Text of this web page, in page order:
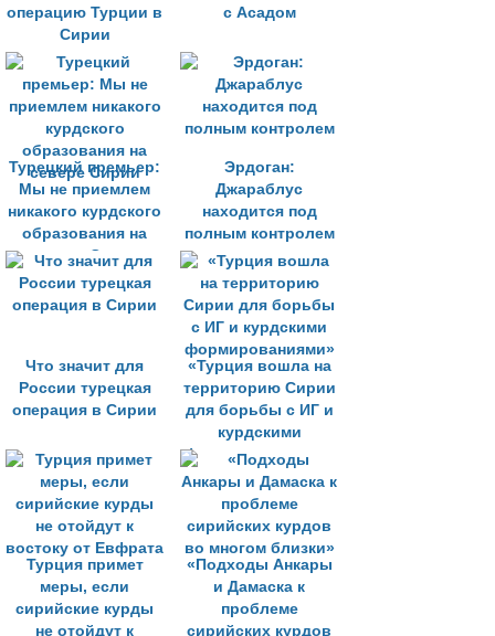
операцию Турции в
Сирии
с Асадом
Турецкий премьер:
Мы не приемлем
никакого курдского
образования на
севере Сирии
Эрдоган:
Джараблус
находится под
полным контролем
Что значит для
России турецкая
операция в Сирии
«Турция вошла на
территорию Сирии
для борьбы с ИГ и
курдскими
формированиями»
Турция примет
меры, если
сирийские курды
не отойдут к
«Подходы Анкары
и Дамаска к
проблеме
сирийских курдов